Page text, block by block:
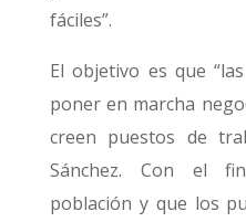
fáciles”.
El objetivo es que
poner en marcha
creen puestos de
Sánchez. Con el
población y que los